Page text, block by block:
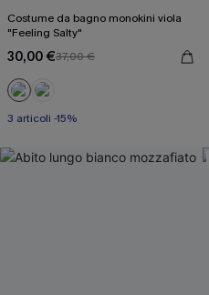
Costume da bagno monokini viola
"Feeling Salty"
30,00 €37,00 €
3 articoli -15%